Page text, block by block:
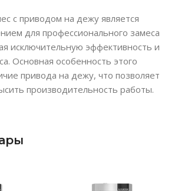
с приводом на дежу является
для профессионального замеса
исключительную эффективность и
Основная особенность этого
привода на дежу, что позволяет
производительность работы.